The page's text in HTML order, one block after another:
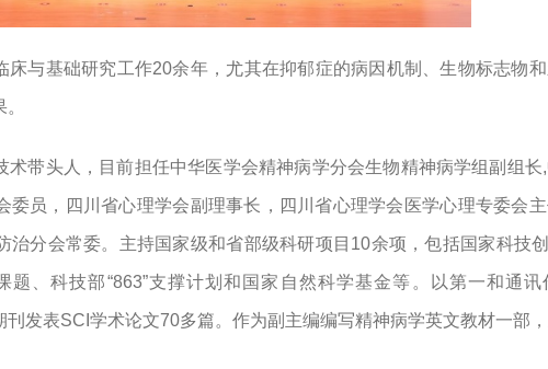
床与基础研究工作20余年，尤其在抑郁症的病因机制、生物标志物
术带头人，目前担任中华医学会精神病学分会生物精神病学组副组长
委员，四川省心理学会副理事长，四川省心理学会医学心理专委会
治分会常委。主持国家级和省部级科研项目10余项，包括国家科技
、科技部“863”支撑计划和国家自然科学基金等。 以第一和通
发表SCI学术论文70多篇。作为副主编编写精神病学英文教材一部